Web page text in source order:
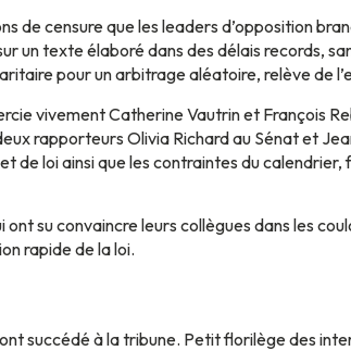
de censure que les leaders d’opposition
un texte élaboré dans des délais records,
pour un arbitrage aléatoire, relève de
vivement Catherine Vautrin et François
rapporteurs Olivia Richard au Sénat et
de loi ainsi que les contraintes du
su convaincre leurs collègues dans les
rapide de la loi.
succédé à la tribune. Petit florilège des